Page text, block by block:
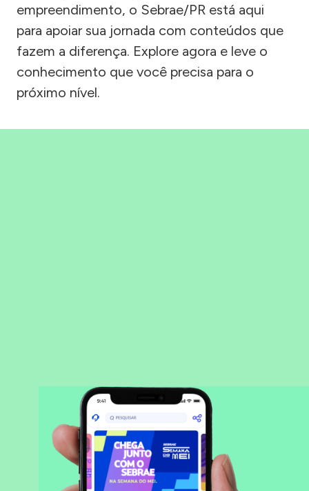
empreendimento, o Sebrae/PR está aqui
para apoiar sua jornada com conteúdos que
fazem a diferença. Explore agora e leve o
conhecimento que você precisa para o
próximo nível.